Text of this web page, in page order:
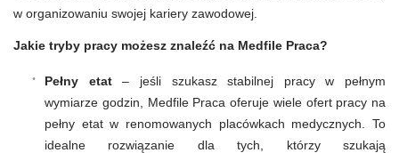
w organizowaniu swojej kariery zawodowej.
Jakie tryby pracy możesz znaleźć na Medfile Praca?
Pełny etat– jeśli szukasz stabilnej pracy w pełnym
wymiarze godzin, Medfile Praca oferuje wiele ofert pracy na
pełny etat w renomowanych placówkach medycznych. To
idealne rozwiązanie dla tych, którzy szukają